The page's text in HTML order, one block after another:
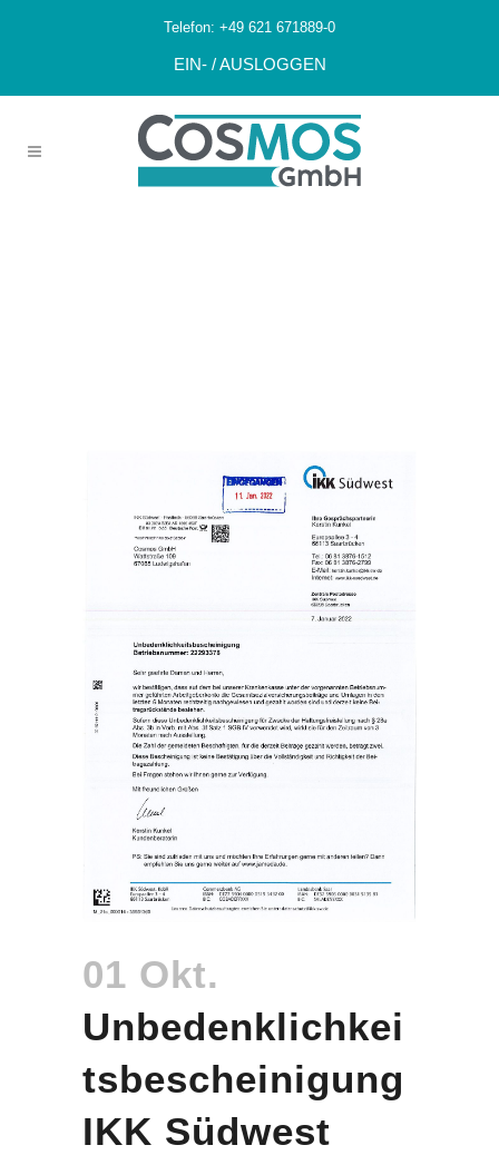
Telefon: +49 621 671889-0
EIN- / AUSLOGGEN
01 Okt.
Unbedenklichkei
tsbescheinigung
IKK Südwest